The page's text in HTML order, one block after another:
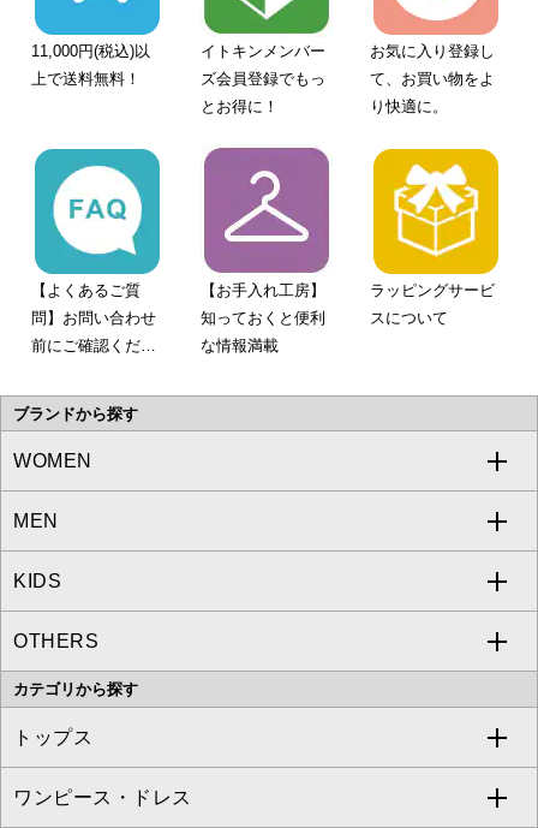
11,000円(税込)以
上で送料無料！
イトキンメンバー
ズ会員登録でもっ
とお得に！
お気に入り登録し
て、お買い物をよ
り快適に。
【よくあるご質
問】お問い合わせ
前にご確認くださ
【お手入れ工房】
知っておくと便利
な情報満載
ラッピングサービ
スについて
ブランドから探す
WOMEN
a.v.v
MICHEL KLEIN
MK MICHEL KLEIN
OFUON le MK
MEN
a.v.v
MICHEL KLEIN HOMME
MK MICHEL KLEIN HOMME
KIDS
a.v.v
OTHERS
MK MICHEL KLEIN BAG
カテゴリから探す
トップス
すべてのトップス
ワンピース・ドレス